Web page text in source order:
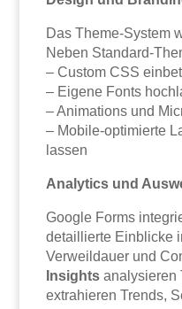
Das Theme-System
Neben Standard-
– Custom CSS
– Eigene Fonts
– Animations und
– Mobile-optimierte
lassen
Analytics und
Google Forms
detaillierte Einblicke
Verweildauer und
Insights analysieren
extrahieren Trends,